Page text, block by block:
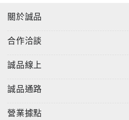
關於誠品
合作洽談
誠品線上
誠品通路
營業據點